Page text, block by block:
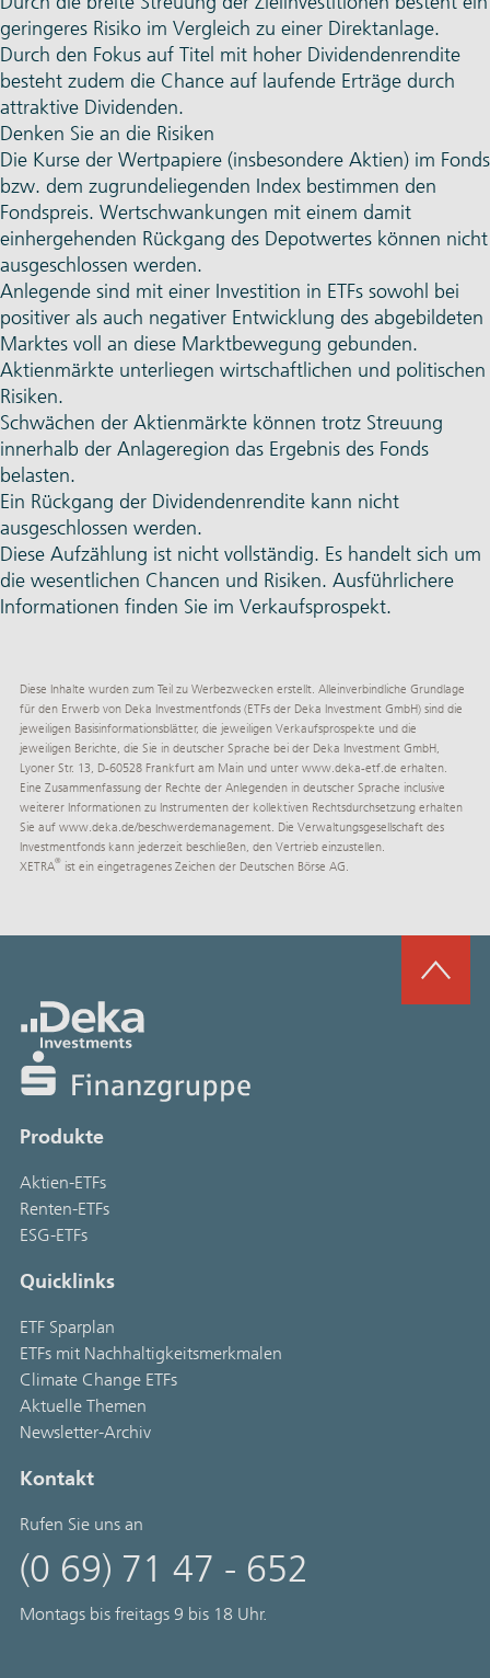
geringeres Risiko im Vergleich zu einer Direktanlage.
Durch den Fokus auf Titel mit hoher Dividendenrendite
besteht zudem die Chance auf laufende Erträge durch
attraktive Dividenden.
Denken Sie an die Risiken
Die Kurse der Wertpapiere (insbesondere Aktien) im Fonds
bzw. dem zugrundeliegenden Index bestimmen den
Fondspreis. Wertschwankungen mit einem damit
einhergehenden Rückgang des Depotwertes können nicht
ausgeschlossen werden.
Anlegende sind mit einer Investition in ETFs sowohl bei
positiver als auch negativer Entwicklung des abgebildeten
Marktes voll an diese Marktbewegung gebunden.
Aktienmärkte unterliegen wirtschaftlichen und politischen
Risiken.
Schwächen der Aktienmärkte können trotz Streuung
innerhalb der Anlageregion das Ergebnis des Fonds
belasten.
Ein Rückgang der Dividendenrendite kann nicht
ausgeschlossen werden.
Diese Aufzählung ist nicht vollständig. Es handelt sich um
die wesentlichen Chancen und Risiken. Ausführlichere
Informationen finden Sie im Verkaufsprospekt.
Diese Inhalte wurden zum Teil zu Werbezwecken erstellt. Alleinverbindliche Grundlage
für den Erwerb von Deka Investmentfonds (ETFs der Deka Investment GmbH) sind die
jeweiligen Basisinformationsblätter, die jeweiligen Verkaufsprospekte und die
jeweiligen Berichte, die Sie in deutscher Sprache bei der Deka Investment GmbH,
Lyoner Str. 13, D-60528 Frankfurt am Main und unter www.deka-etf.de erhalten.
Eine Zusammenfassung der Rechte der Anlegenden in deutscher Sprache inclusive
weiterer Informationen zu Instrumenten der kollektiven Rechtsdurchsetzung erhalten
Sie auf www.deka.de/­beschwerdemanagement. Die Verwaltungsgesellschaft des
Investmentfonds kann jederzeit beschließen, den Vertrieb einzustellen.
XETRA® ist ein eingetragenes Zeichen der Deutschen Börse AG.
Produkte
Aktien-ETFs
Renten-ETFs
ESG-ETFs
Quicklinks
ETF Sparplan
ETFs mit Nachhaltigkeitsmerkmalen
Climate Change ETFs
Aktuelle Themen
Newsletter-Archiv
Kontakt
Rufen Sie uns an
(0 69) 71 47 - 652
Montags bis freitags 9 bis 18 Uhr.